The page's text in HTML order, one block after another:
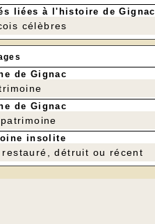
liées à l'histoire de Gignac
célèbres
de Gignac
de Gignac
insolite
restauré, détruit ou récent